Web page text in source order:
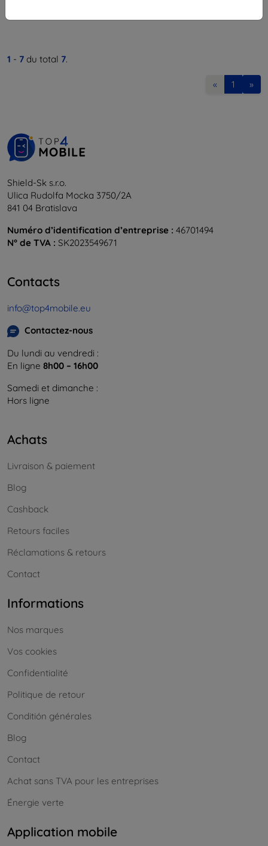
1 - 7 du total 7.
« 1 »
Shield-Sk s.r.o.
Ulica Rudolfa Mocka 3750/2A
841 04 Bratislava
Numéro d’identification d’entreprise : 46701494
N° de TVA : SK2023549671
Contacts
info@top4mobile.eu
Contactez-nous
Du lundi au vendredi :
En ligne 8h00 – 16h00
Samedi et dimanche :
Hors ligne
Achats
Livraison & paiement
Blog
Cashback
Retours faciles
Réclamations & retours
Contact
Informations
Nos marques
Vos cookies
Confidentialité
Politique de retour
Conditión générales
Blog
Contact
Achat sans TVA pour les entreprises
Énergie verte
Application mobile